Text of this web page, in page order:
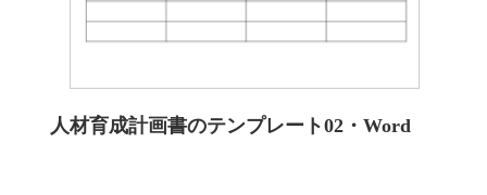
人材育成計画書のテンプレート02・Word